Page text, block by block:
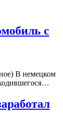
с
В немецком